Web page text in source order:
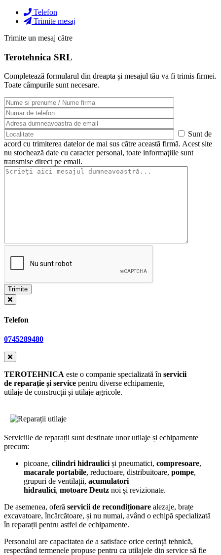
Telefon
Trimite mesaj
Trimite un mesaj către
Terotehnica SRL
Completează formularul din dreapta și mesajul tău va fi trimis firmei.
Toate câmpurile sunt necesare.
Sunt de
acord cu trimiterea datelor de mai sus către această firmă. Acest site
nu stochează date cu caracter personal, toate informaţiile sunt
transmise direct pe email.
Telefon
0745289480
TEROTEHNICA este o companie specializată în servicii
de reparație și service pentru diverse echipamente,
utilaje de construcții și utilaje agricole.
Serviciile de reparații sunt destinate unor utilaje și echipamente
precum:
picoane, cilindri hidraulici și pneumatici, compresoare,
macarale portabile, reductoare, distribuitoare, pompe,
grupuri de ventilații, acumulatori
hidraulici, motoare Deutz noi și revizionate.
De asemenea, oferă servicii de recondiționare alezaje, brațe
excavatoare, încărcătoare, și nu numai, având o echipă specializată
în reparații pentru astfel de echipamente.
Personalul are capacitatea de a satisface orice cerință tehnică,
respectând termenele propuse pentru ca utilajele din service să fie